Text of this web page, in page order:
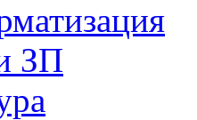
ЗП